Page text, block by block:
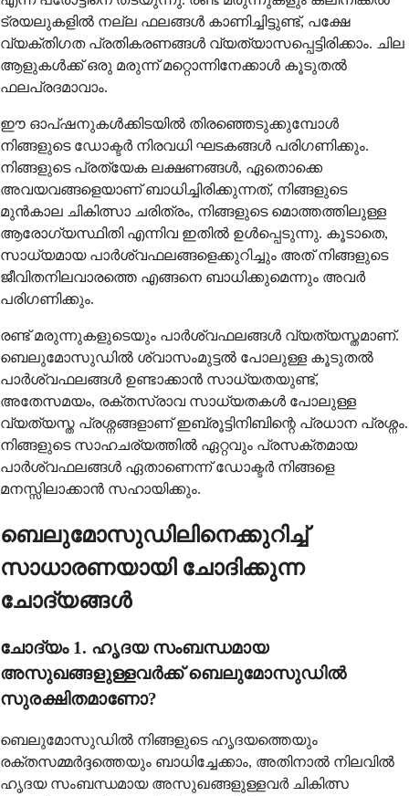
ട്രയലുകളിൽ നല്ല ഫലങ്ങൾ കാണിച്ചിട്ടുണ്ട്, പക്ഷേ
വ്യക്തിഗത പ്രതികരണങ്ങൾ വ്യത്യാസപ്പെട്ടിരിക്കാം. ചില
ആളുകൾക്ക് ഒരു മരുന്ന് മറ്റൊന്നിനേക്കാൾ കൂടുതൽ
ഫലപ്രദമാവാം.
ഈ ഓപ്ഷനുകൾക്കിടയിൽ തിരഞ്ഞെടുക്കുമ്പോൾ
നിങ്ങളുടെ ഡോക്ടർ നിരവധി ഘടകങ്ങൾ പരിഗണിക്കും.
നിങ്ങളുടെ പ്രത്യേക ലക്ഷണങ്ങൾ, ഏതൊക്കെ
അവയവങ്ങളെയാണ് ബാധിച്ചിരിക്കുന്നത്, നിങ്ങളുടെ
മുൻകാല ചികിത്സാ ചരിത്രം, നിങ്ങളുടെ മൊത്തത്തിലുള്ള
ആരോഗ്യസ്ഥിതി എന്നിവ ഇതിൽ ഉൾപ്പെടുന്നു. കൂടാതെ,
സാധ്യമായ പാർശ്വഫലങ്ങളെക്കുറിച്ചും അത് നിങ്ങളുടെ
ജീവിതനിലവാരത്തെ എങ്ങനെ ബാധിക്കുമെന്നും അവർ
പരിഗണിക്കും.
രണ്ട് മരുന്നുകളുടെയും പാർശ്വഫലങ്ങൾ വ്യത്യസ്തമാണ്.
ബെലുമോസുഡിൽ ശ്വാസംമുട്ടൽ പോലുള്ള കൂടുതൽ
പാർശ്വഫലങ്ങൾ ഉണ്ടാക്കാൻ സാധ്യതയുണ്ട്,
അതേസമയം, രക്തസ്രാവ സാധ്യതകൾ പോലുള്ള
വ്യത്യസ്ത പ്രശ്നങ്ങളാണ് ഇബ്രൂട്ടിനിബിന്റെ പ്രധാന പ്രശ്നം.
നിങ്ങളുടെ സാഹചര്യത്തിൽ ഏറ്റവും പ്രസക്തമായ
പാർശ്വഫലങ്ങൾ ഏതാണെന്ന് ഡോക്ടർ നിങ്ങളെ
മനസ്സിലാക്കാൻ സഹായിക്കും.
ബെലുമോസുഡിലിനെക്കുറിച്ച്
സാധാരണയായി ചോദിക്കുന്ന
ചോദ്യങ്ങൾ
ചോദ്യം 1. ഹൃദയ സംബന്ധമായ
അസുഖങ്ങളുള്ളവർക്ക് ബെലുമോസുഡിൽ
സുരക്ഷിതമാണോ?
ബെലുമോസുഡിൽ നിങ്ങളുടെ ഹൃദയത്തെയും
രക്തസമ്മർദ്ദത്തെയും ബാധിച്ചേക്കാം, അതിനാൽ നിലവിൽ
ഹൃദയ സംബന്ധമായ അസുഖങ്ങളുള്ളവർ ചികിത്സ